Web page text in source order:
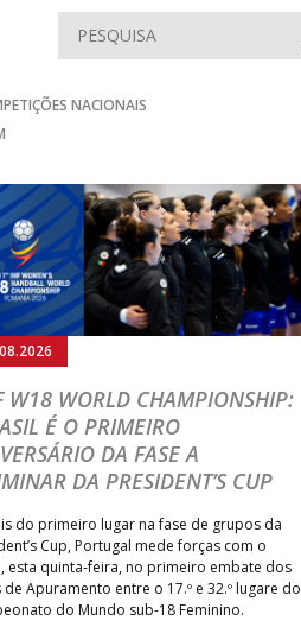
NACIONAIS
W18 WORLD CHAMPIONSHIP:
É O PRIMEIRO
DA FASE A
DA PRESIDENT’S CUP
do primeiro lugar na fase de grupos da
Cup, Portugal mede forças com o
esta quinta-feira, no primeiro embate dos
de Apuramento entre o 17.º e 32.º lugare do
do Mundo sub-18 Feminino.